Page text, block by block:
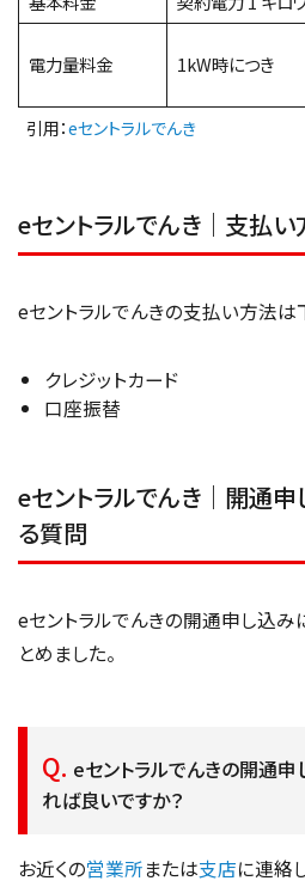
電力量料金 1kW時につき
引用：eセントラルでんき
eセントラルでんき｜支払
eセントラルでんきの支払い方法は
クレジットカード
口座振替
eセントラルでんき｜開通申
る質問
eセントラルでんきの開通申し込み
とめました。
eセントラルでんきの開通申
れば良いですか？
お近くの営業所または支店に連絡